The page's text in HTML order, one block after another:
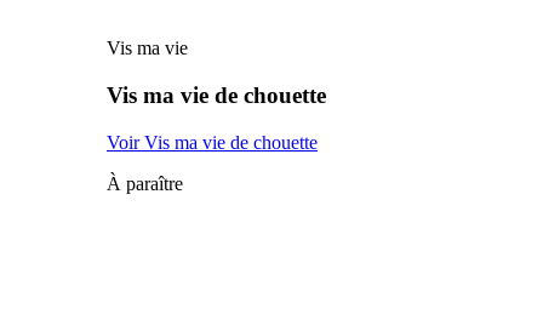
Vis ma vie
Vis ma vie de chouette
Voir Vis ma vie de chouette
À paraître